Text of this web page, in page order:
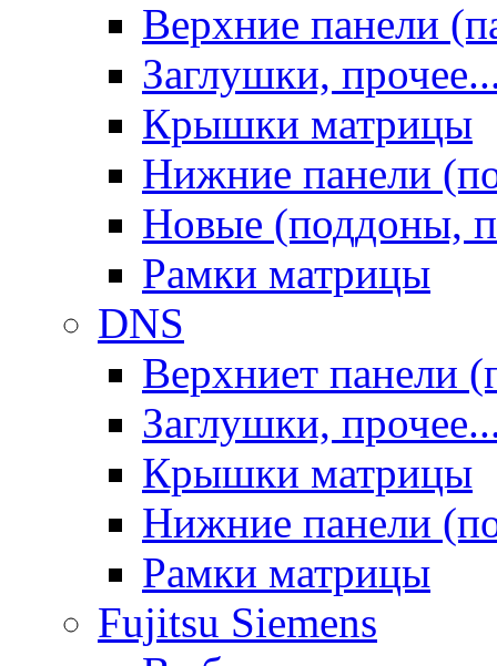
Верхние панели
Заглушки,
Крышки матрицы
Нижние панели
Новые (поддоны,
Рамки матрицы
DNS
Верхниет панели
Заглушки,
Крышки матрицы
Нижние панели
Рамки матрицы
Fujitsu Siemens